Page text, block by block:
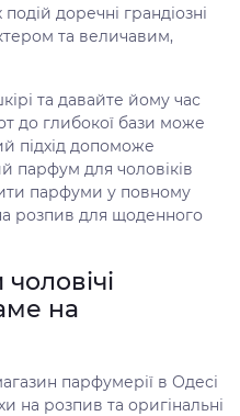
доречні грандіозні
та величавим,
та давайте йому час
до глибокої бази може
підхід допоможе
парфум для чоловіків
парфуми у повному
розпив для щоденного
на
парфумерії в Одесі
на розпив та оригінальні